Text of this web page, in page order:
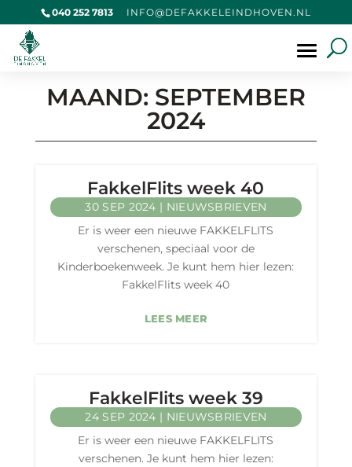
040 252 7813 LN.NE
VOHDN
IELEK
KAFED
@OFNI
Producten
MAAND: SEPTEMBER
2024
FakkelFlits week 40
30 SEP 2024 | NIEUWSBRIEVEN
Er is weer een nieuwe FAKKELFLITS
verschenen, speciaal voor de
Kinderboekenweek. Je kunt hem hier lezen:
FakkelFlits week 40
LEES MEER
FakkelFlits week 39
24 SEP 2024 | NIEUWSBRIEVEN
Er is weer een nieuwe FAKKELFLITS
verschenen. Je kunt hem hier lezen: